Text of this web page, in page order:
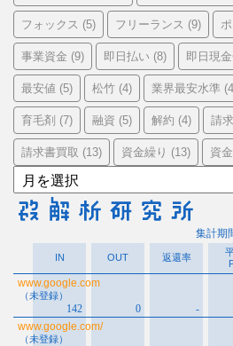
フォックス (5) フリーランス (9)
事業資金 (9) 即日払い (8) 即日現
最安値 (5) 松竹 (4) 業界最安水準
育毛剤 (7) 融資 (5) 解約 (4) 請
請求書買取 (13) 資金繰り (13) 資
ア
ー
カ